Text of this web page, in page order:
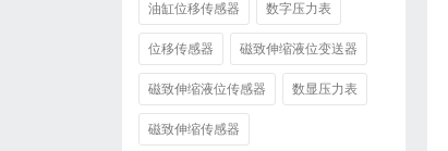
油缸位移传感器 数字压力表
位移传感器 磁致伸缩液位变送器
磁致伸缩液位传感器 数显压力表
磁致伸缩传感器